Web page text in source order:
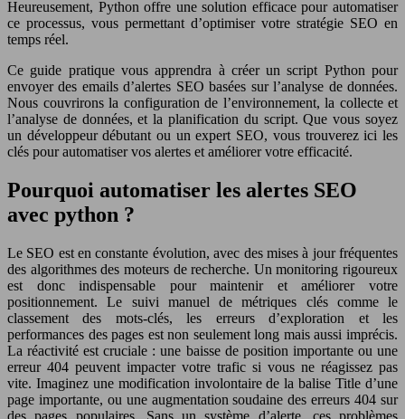
Heureusement, Python offre une solution efficace pour automatiser
ce processus, vous permettant d’optimiser votre stratégie SEO en
temps réel.
Ce guide pratique vous apprendra à créer un script Python pour
envoyer des emails d’alertes SEO basées sur l’analyse de données.
Nous couvrirons la configuration de l’environnement, la collecte et
l’analyse de données, et la planification du script. Que vous soyez
un développeur débutant ou un expert SEO, vous trouverez ici les
clés pour automatiser vos alertes et améliorer votre efficacité.
Pourquoi automatiser les alertes SEO
avec python ?
Le SEO est en constante évolution, avec des mises à jour fréquentes
des algorithmes des moteurs de recherche. Un monitoring rigoureux
est donc indispensable pour maintenir et améliorer votre
positionnement. Le suivi manuel de métriques clés comme le
classement des mots-clés, les erreurs d’exploration et les
performances des pages est non seulement long mais aussi imprécis.
La réactivité est cruciale : une baisse de position importante ou une
erreur 404 peuvent impacter votre trafic si vous ne réagissez pas
vite. Imaginez une modification involontaire de la balise Title d’une
page importante, ou une augmentation soudaine des erreurs 404 sur
des pages populaires. Sans un système d’alerte, ces problèmes